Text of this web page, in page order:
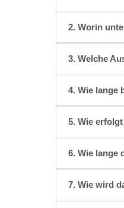
2. Worin
3. Welche
4. Wie lange
5. Wie
6. Wie lange
7. Wie wird